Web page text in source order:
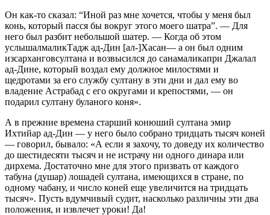
Он как-то сказал: “Иной раз мне хочется, чтобы у меня был
конь, который пасся бы вокруг этого моего шатра”. — Для
него был разбит небольшой шатер. — Когда об этом
услышалмаликТадж ад-Дин [ал-]Хасан— а он был одним
изсарханговсултана и возвысился до санамаликапри Джалал
ад-Дине, который воздал ему должное милостями и
щедротами за его службу султану в эти дни и дал ему во
владение Астрабад с его округами и крепостями, — он
подарил султану буланого коня».
А в прежние времена старший конюший султана эмир
Ихтийар ад-Дин — у него было собрано тридцать тысяч коней
— говорил, бывало: «А если я захочу, то доведу их количество
до шестидесяти тысяч и не истрачу ни одного динара или
дирхема. Достаточно мне для этого призвать от каждого
табуна (душар) лошадей султана, имеющихся в стране, по
одному чабану, и число коней еще увеличится на тридцать
тысяч». Пусть вдумчивый судит, насколько различны эти два
положения, и извлечет уроки! Да!